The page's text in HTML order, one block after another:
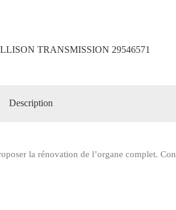
TRANSMISSION 29546571
Description
la rénovation de l’organe complet.